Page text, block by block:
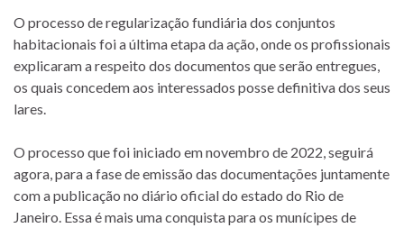
O processo de regularização fundiária dos conjuntos
habitacionais foi a última etapa da ação, onde os profissionais
explicaram a respeito dos documentos que serão entregues,
os quais concedem aos interessados posse definitiva dos seus
lares.
O processo que foi iniciado em novembro de 2022, seguirá
agora, para a fase de emissão das documentações juntamente
com a publicação no diário oficial do estado do Rio de
Janeiro. Essa é mais uma conquista para os munícipes de